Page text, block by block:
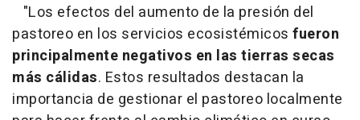
"Los efectos del aumento de la presión del
pastoreo en los servicios ecosistémicos fueron
principalmente negativos en las tierras secas
más cálidas. Estos resultados destacan la
importancia de gestionar el pastoreo localmente